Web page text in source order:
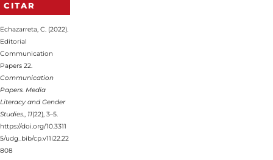
CITAR
Echazarreta, C. (2022).
Editorial
Communication
Papers 22.
Communication
Papers. Media
Literacy and Gender
Studies., 11(22), 3–5.
https://doi.org/10.3311
5/udg_bib/cp.v11i22.22
808